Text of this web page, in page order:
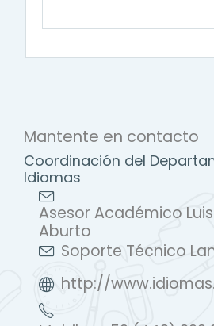
Mantente en contacto
Coordinación del
Idiomas
Asesor Académico
Aburto
Soporte Técnico
http://